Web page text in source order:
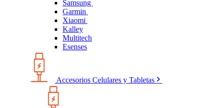
Samsung
Garmin
Xiaomi
Kalley
Multitech
Esenses
Accesorios Celulares y Tabletas